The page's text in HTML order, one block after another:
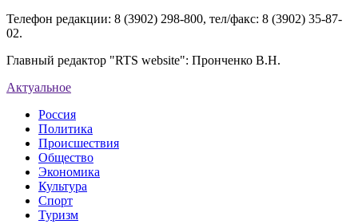
Телефон редакции: 8 (3902) 298-800, тел/факс: 8 (3902) 35-87-
02.
Главный редактор "RTS website": Пронченко В.Н.
Актуальное
Россия
Политика
Происшествия
Общество
Экономика
Культура
Спорт
Туризм